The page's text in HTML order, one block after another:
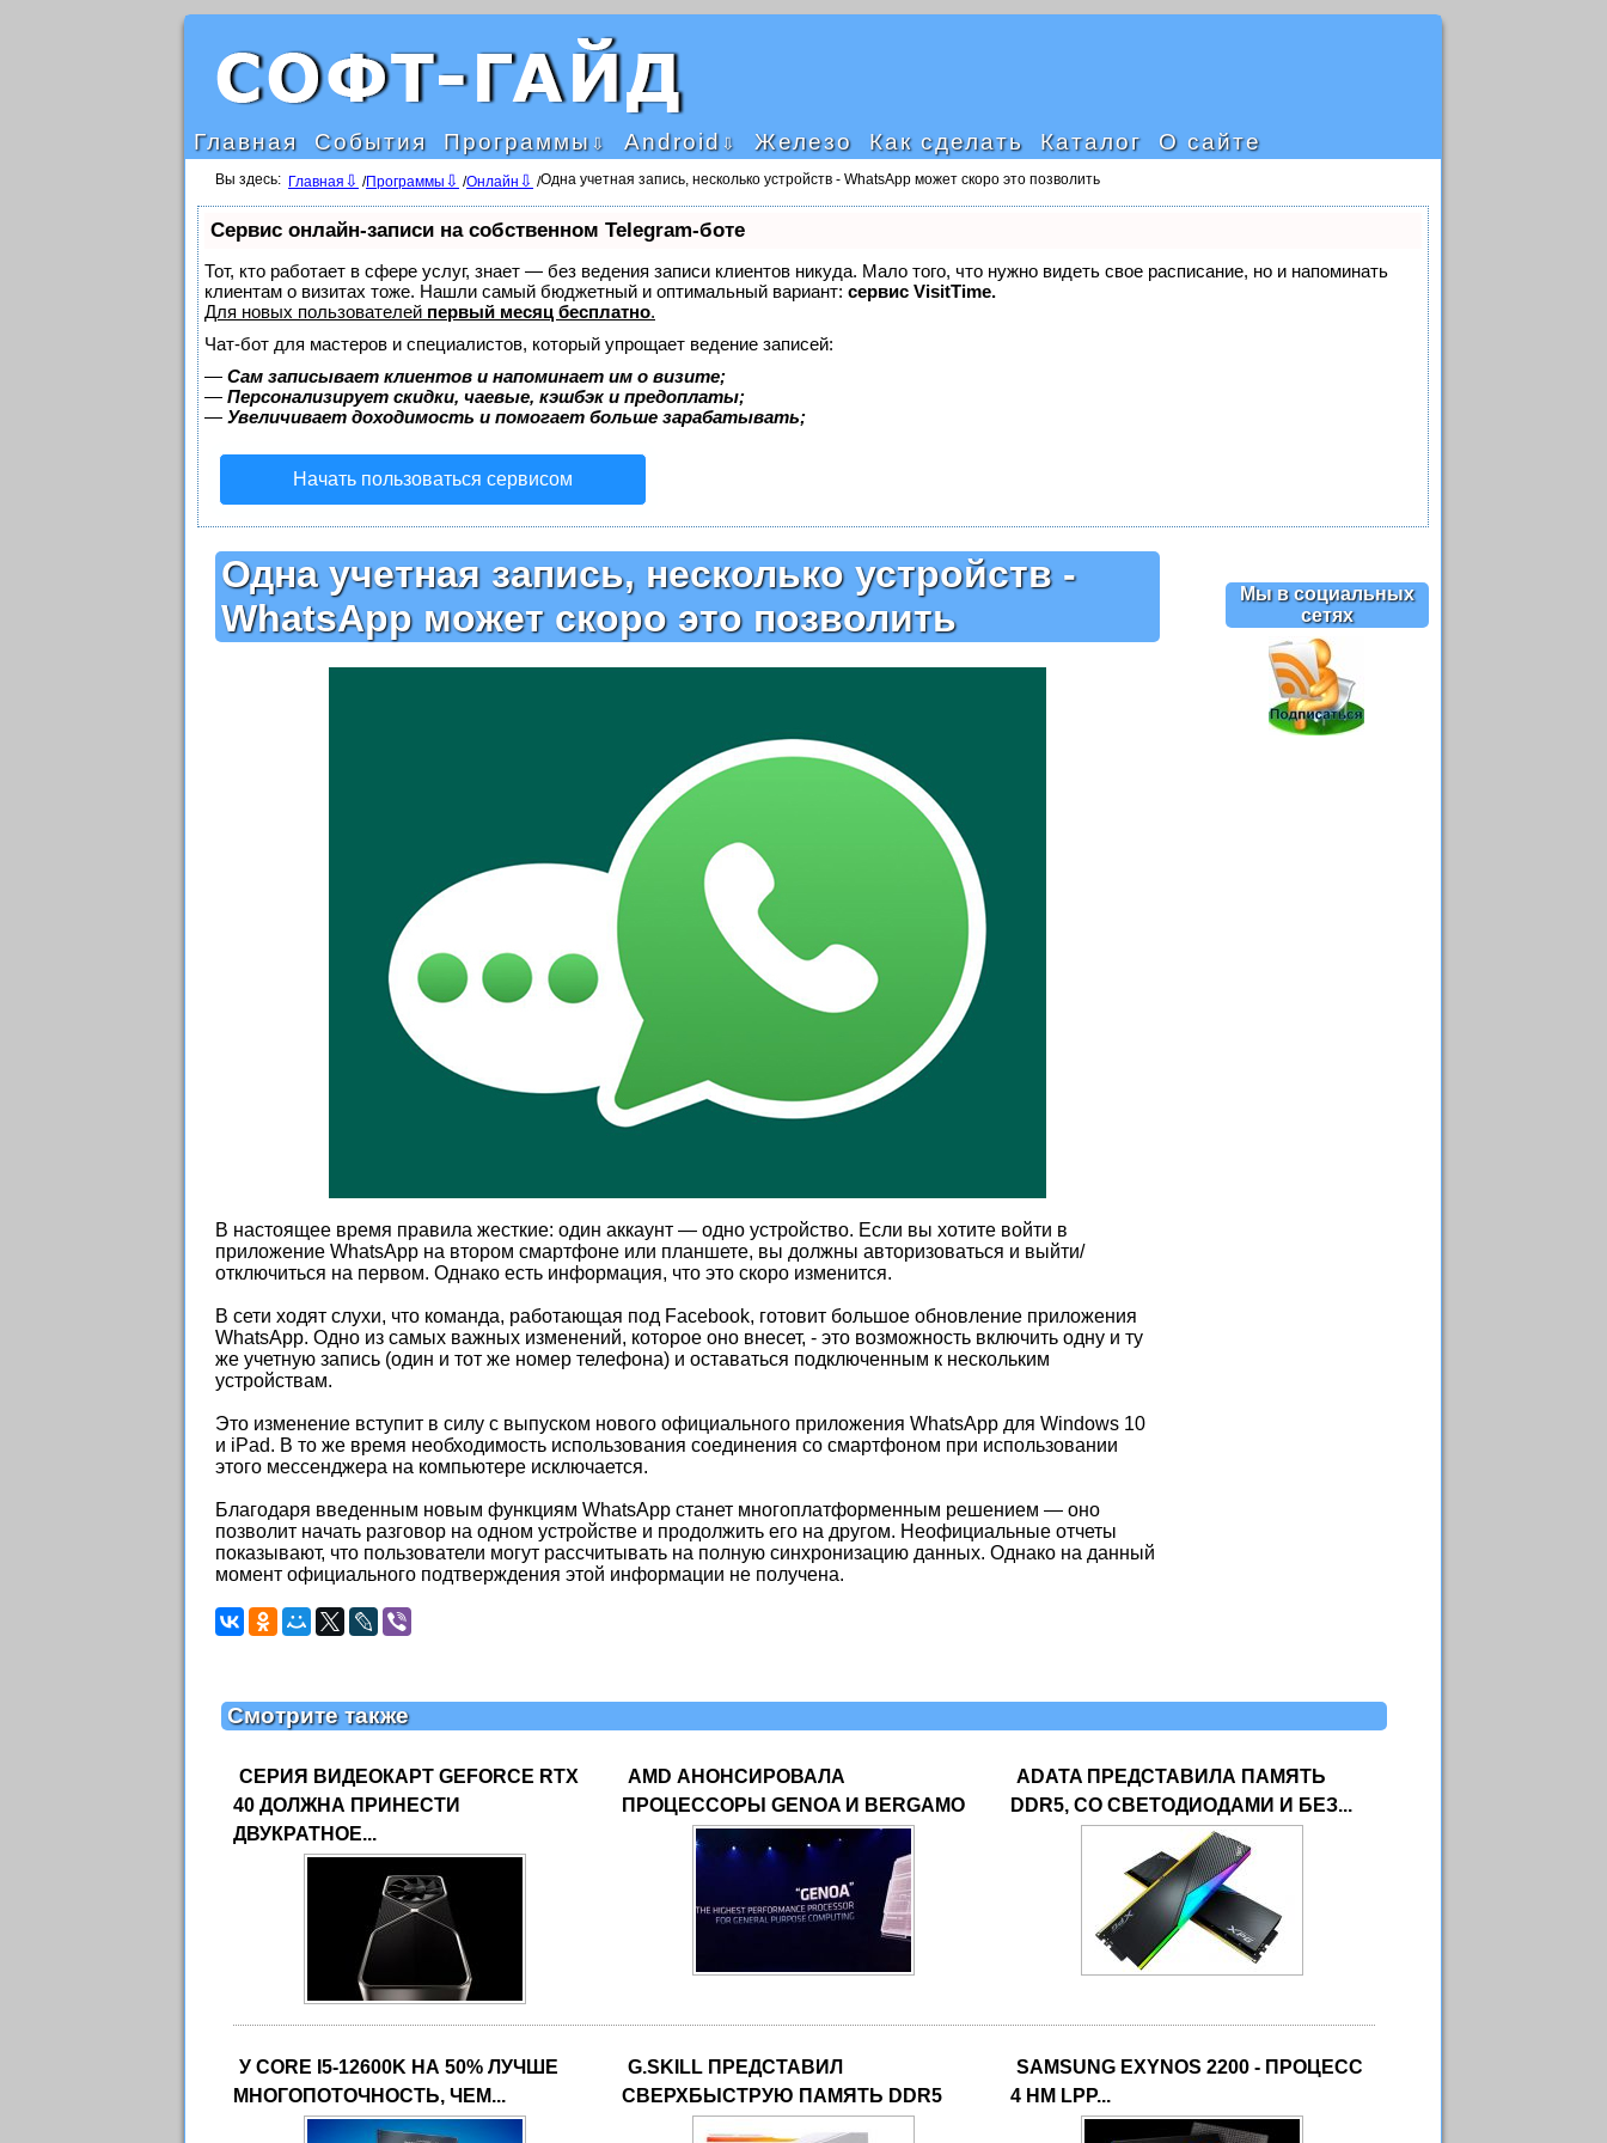
Главная События Программы Android Железо Как сделать Каталог О сайте
Вы здесь: Главная /Программы /Онлайн /Одна учетная запись, несколько устройств - WhatsApp может скоро это позволить
Сервис онлайн-записи на собственном Telegram-боте
Тот, кто работает в сфере услуг, знает — без ведения записи клиентов никуда. Мало того, что нужно видеть свое расписание, но и напоминать
клиентам о визитах тоже. Нашли самый бюджетный и оптимальный вариант: сервис VisitTime.
Для новых пользователей первый месяц бесплатно.
Чат-бот для мастеров и специалистов, который упрощает ведение записей:
— Сам записывает клиентов и напоминает им о визите;
— Персонализирует скидки, чаевые, кэшбэк и предоплаты;
— Увеличивает доходимость и помогает больше зарабатывать;
Начать пользоваться сервисом
Одна учетная запись, несколько устройств -
WhatsApp может скоро это позволить
В настоящее время правила жесткие: один аккаунт — одно устройство. Если вы хотите войти в
приложение WhatsApp на втором смартфоне или планшете, вы должны авторизоваться и выйти/
отключиться на первом. Однако есть информация, что это скоро изменится.
В сети ходят слухи, что команда, работающая под Facebook, готовит большое обновление приложения
WhatsApp. Одно из самых важных изменений, которое оно внесет, - это возможность включить одну и ту
же учетную запись (один и тот же номер телефона) и оставаться подключенным к нескольким
устройствам.
Это изменение вступит в силу с выпуском нового официального приложения WhatsApp для Windows 10
и iPad. В то же время необходимость использования соединения со смартфоном при использовании
этого мессенджера на компьютере исключается.
Благодаря введенным новым функциям WhatsApp станет многоплатформенным решением — оно
позволит начать разговор на одном устройстве и продолжить его на другом. Неофициальные отчеты
показывают, что пользователи могут рассчитывать на полную синхронизацию данных. Однако на данный
момент официального подтверждения этой информации не получена.
Мы в социальных
сетях
Смотрите также
СЕРИЯ ВИДЕОКАРТ GEFORCE RTX
40 ДОЛЖНА ПРИНЕСТИ
ДВУКРАТНОЕ...
AMD АНОНСИРОВАЛА
ПРОЦЕССОРЫ GENOA И BERGAMO
ADATA ПРЕДСТАВИЛА ПАМЯТЬ
DDR5, СО СВЕТОДИОДАМИ И БЕЗ...
У CORE I5-12600K НА 50% ЛУЧШЕ
МНОГОПОТОЧНОСТЬ, ЧЕМ...
G.SKILL ПРЕДСТАВИЛ
СВЕРХБЫСТРУЮ ПАМЯТЬ DDR5
SAMSUNG EXYNOS 2200 - ПРОЦЕСС
4 НМ LPP...